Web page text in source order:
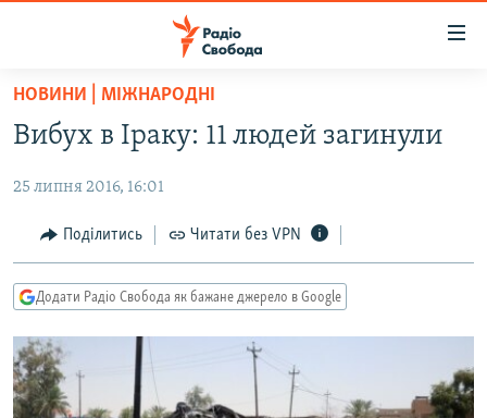
Перейти
основного
Перейти
Перейти
до
пошуку
РАДІО СВОБОДА – 70 РОКІВ
ВСЕ ЗА ДОБУ
СТАТТІ
ПОЛІТИКА
СУСПІЛЬСТВО
КУЛЬТУРА
СПОРТ
ВІЙНА
ДОНБАС.РЕАЛІЇ
КРИМ.РЕАЛІЇ
ТИ ЯК?
НОВИНИ | МІЖНАРОДНІ
Вибух в Іраку: 11 людей загинули
25 липня 2016, 16:01
Поділитись Читати без VPN
Додати Радіо Свобода як бажане джерело в Google